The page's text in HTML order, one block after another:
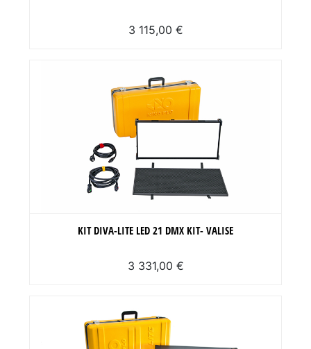
3 115,00 €
KIT DIVA-LITE LED 21 DMX KIT- VALISE
3 331,00 €